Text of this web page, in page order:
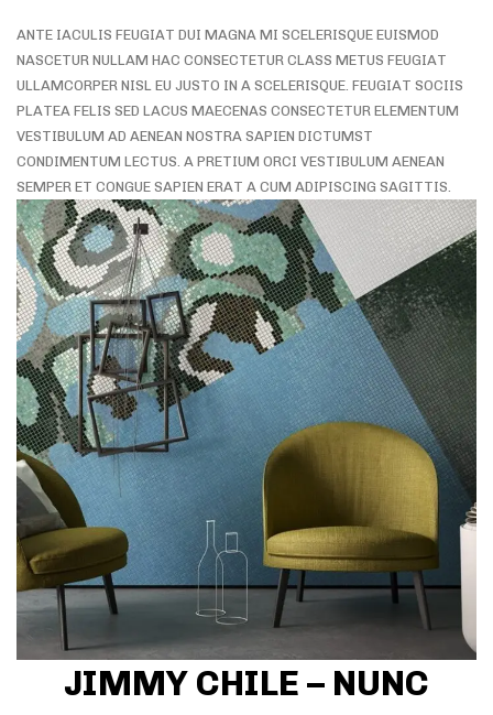
ANTE IACULIS FEUGIAT DUI MAGNA MI SCELERISQUE EUISMOD
NASCETUR NULLAM HAC CONSECTETUR CLASS METUS FEUGIAT
ULLAMCORPER NISL EU JUSTO IN A SCELERISQUE. FEUGIAT SOCIIS
PLATEA FELIS SED LACUS MAECENAS CONSECTETUR ELEMENTUM
VESTIBULUM AD AENEAN NOSTRA SAPIEN DICTUMST
CONDIMENTUM LECTUS. A PRETIUM ORCI VESTIBULUM AENEAN
SEMPER ET CONGUE SAPIEN ERAT A CUM ADIPISCING SAGITTIS.
JIMMY CHILE – NUNC